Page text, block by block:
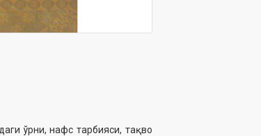
ўрни, нафс тарбияси, тақво